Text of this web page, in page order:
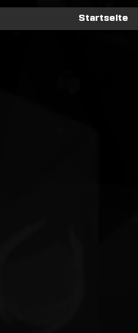
Startseite